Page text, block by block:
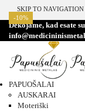
SKIP TO NAVIGATION
Dėkojame, kad esate
PAPUOŠALAI
AUSKARAI
Moteriški
-10%
-10%
-10%
-10%
-10%
-10%
-10%
-10%